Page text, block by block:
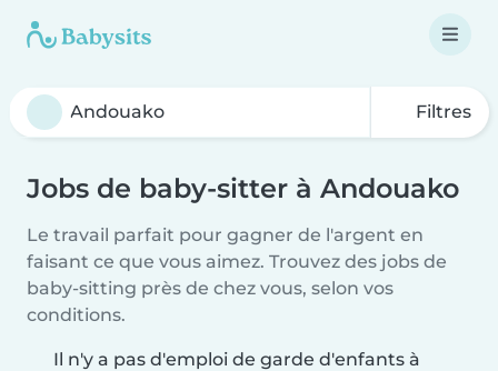
Filtres
Jobs de baby-sitter à Andouako
Le travail parfait pour gagner de l'argent en
faisant ce que vous aimez. Trouvez des jobs de
baby-sitting près de chez vous, selon vos
conditions.
Il n'y a pas d'emploi de garde d'enfants à